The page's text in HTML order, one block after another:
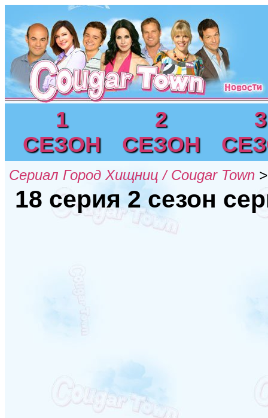
1
СЕЗОН
2
СЕЗОН
3
Сериал Город Хищниц / Cougar Town
18 серия 2 сезон